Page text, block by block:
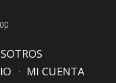
MI CUENTA